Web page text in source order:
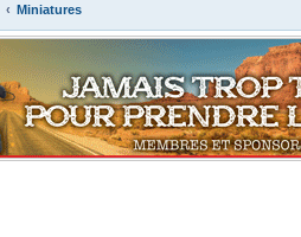
Miniatures